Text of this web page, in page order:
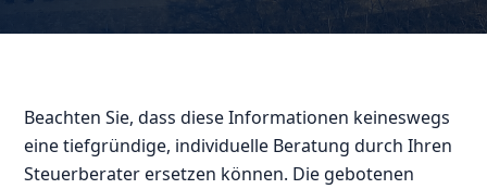
Beachten Sie, dass diese Informationen keineswegs
eine tiefgründige, individuelle Beratung durch Ihren
Steuerberater ersetzen können. Die gebotenen